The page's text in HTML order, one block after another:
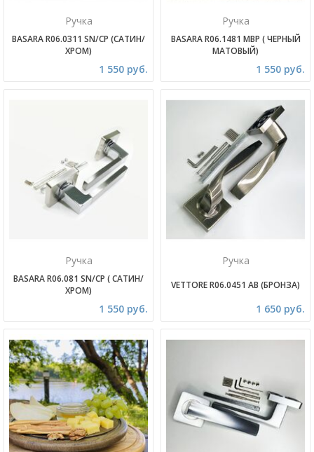
Ручка
BASARA R06.0311 SN/CP (САТИН/
ХРОМ)
1 550 руб.
Ручка
BASARA R06.1481 MBP ( ЧЕРНЫЙ
МАТОВЫЙ)
1 550 руб.
Ручка
BASARA R06.081 SN/CP ( САТИН/
ХРОМ)
1 550 руб.
Ручка
VETTORE R06.0451 AB (БРОНЗА)
1 650 руб.